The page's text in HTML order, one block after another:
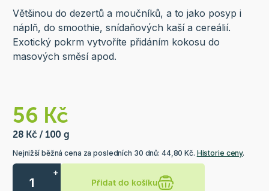
Většinou do dezertů a moučníků, a to jako posyp i
náplň, do smoothie, snídaňových kaší a cereálií.
Exotický pokrm vytvoříte přidáním kokosu do
masových směsí apod.
56 Kč
28 Kč / 100 g
Nejnižší běžná cena za posledních 30 dnů: 44,80 Kč. Historie ceny.
+
Přidat do košíku